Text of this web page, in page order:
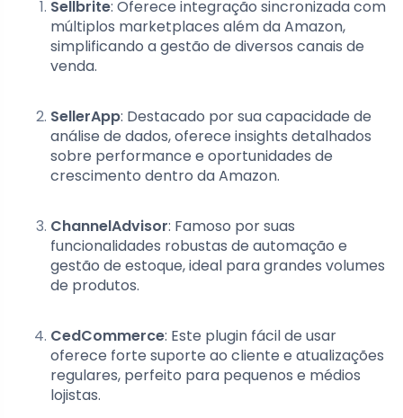
Sellbrite: Oferece integração sincronizada com
múltiplos marketplaces além da Amazon,
simplificando a gestão de diversos canais de
venda.
SellerApp: Destacado por sua capacidade de
análise de dados, oferece insights detalhados
sobre performance e oportunidades de
crescimento dentro da Amazon.
ChannelAdvisor: Famoso por suas
funcionalidades robustas de automação e
gestão de estoque, ideal para grandes volumes
de produtos.
CedCommerce: Este plugin fácil de usar
oferece forte suporte ao cliente e atualizações
regulares, perfeito para pequenos e médios
lojistas.